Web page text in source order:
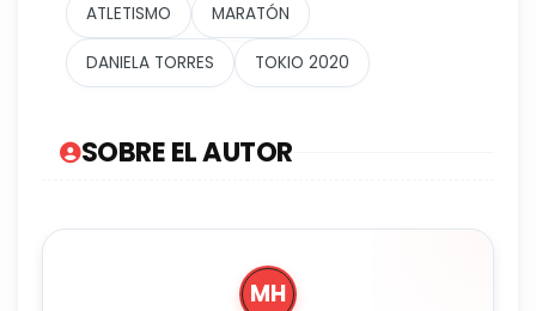
ATLETISMO MARATÓN
DANIELA TORRES TOKIO 2020
SOBRE EL AUTOR
MH